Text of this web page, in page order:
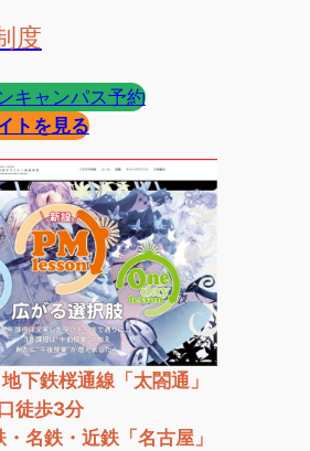
度
キャンパス予約
トを見る
下鉄桜通線「太閤通」
徒歩3分
名鉄・近鉄「名古屋」